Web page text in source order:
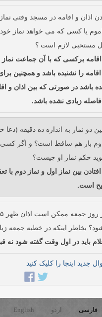
اذان و اقامه در مسجد وقتی
یا کسی که می خواهد نماز خود
مستحبی لازم است ؟
اقامه برکسی که با آن جماعت
را نشنیده باشد و همچنین
باشد در صورتی که بین اذان و
فاصله زیادی نشده باشد.
دو نماز به اندازه ده دقیقه (دعا
دوم باز هم ساقط است؟ و اگر کسی
حکم نماز او چیست؟
بین نماز اول و نماز دوم با
است.
بخاطر اینکه در خطبه جمعه
باید در اول وقت گفته شود نه
جدید اینجا را کلیک کنید
فارسی اردو English